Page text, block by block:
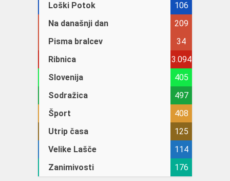
Loški Potok
106
Na današnji dan
209
Pisma bralcev
34
Ribnica
3.094
Slovenija
405
Sodražica
497
Šport
408
Utrip časa
125
Velike Lašče
114
Zanimivosti
176